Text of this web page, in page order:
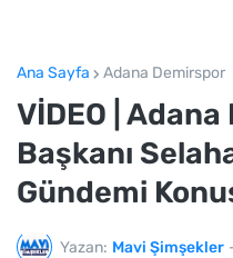
Ana Sayfa Adana Demirspor
VİDEO |
Başkanı
Gündemi
Yazan: Mavi Şimşekler